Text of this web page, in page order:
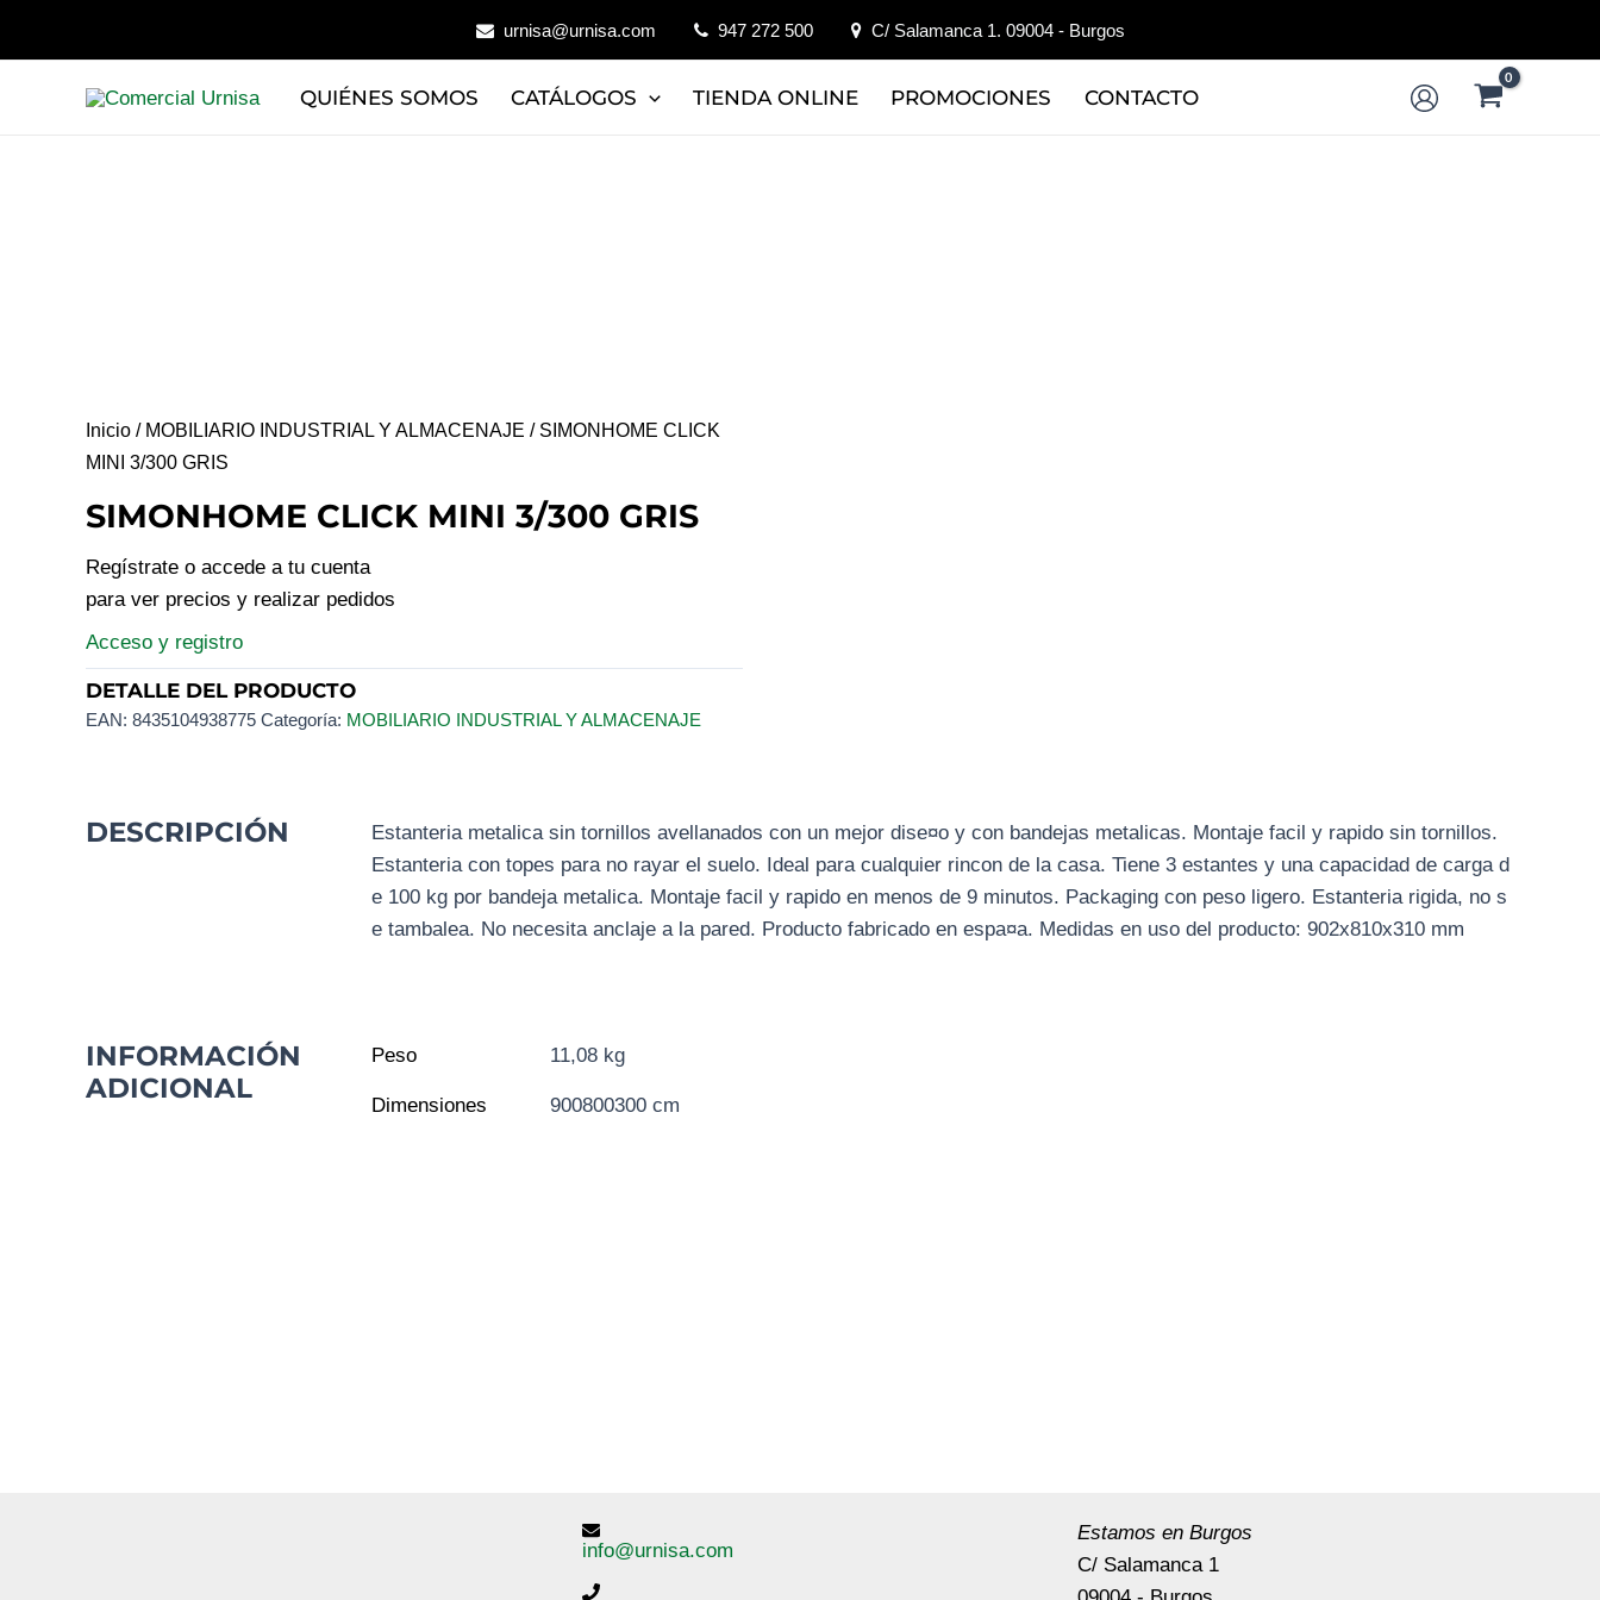
urnisa@urnisa.com 947 272 500 C/ Salamanca 1. 09004 - Burgos
QUIÉNES SOMOS CATÁLOGOS TIENDA ONLINE PROMOCIONES CONTACTO
Inicio / MOBILIARIO INDUSTRIAL Y ALMACENAJE / SIMONHOME CLICK
MINI 3/300 GRIS
SIMONHOME CLICK MINI 3/300 GRIS
Regístrate o accede a tu cuenta
para ver precios y realizar pedidos
Acceso y registro
DETALLE DEL PRODUCTO
EAN: 8435104938775 Categoría: MOBILIARIO INDUSTRIAL Y ALMACENAJE
DESCRIPCIÓN
Estanteria metalica sin tornillos avellanados con un mejor dise¤o y con bandejas metalicas. Montaje facil y rapido sin tornillos.
Estanteria con topes para no rayar el suelo. Ideal para cualquier rincon de la casa. Tiene 3 estantes y una capacidad de carga d
e 100 kg por bandeja metalica. Montaje facil y rapido en menos de 9 minutos. Packaging con peso ligero. Estanteria rigida, no s
e tambalea. No necesita anclaje a la pared. Producto fabricado en espa¤a. Medidas en uso del producto: 902x810x310 mm
INFORMACIÓN
ADICIONAL
Peso 11,08 kg
Dimensiones 900800300 cm
info@urnisa.com
Estamos en Burgos
C/ Salamanca 1